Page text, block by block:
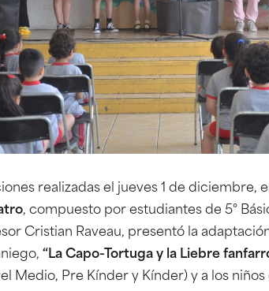
realizadas el jueves 1 de diciembre,
, compuesto por estudiantes de 5°
Cristian Raveau, presentó la
“La Capo-Tortuga y la Liebre
Medio, Pre Kínder y Kínder) y a los